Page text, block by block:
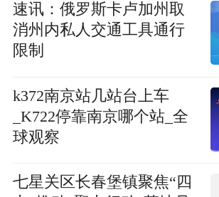
速讯：俄罗斯卡卢加州取
消州内私人交通工具通行
限制
k372南京站几站台上车
_K722停靠南京哪个站_全
球观察
七星关区长春堡镇聚焦“四